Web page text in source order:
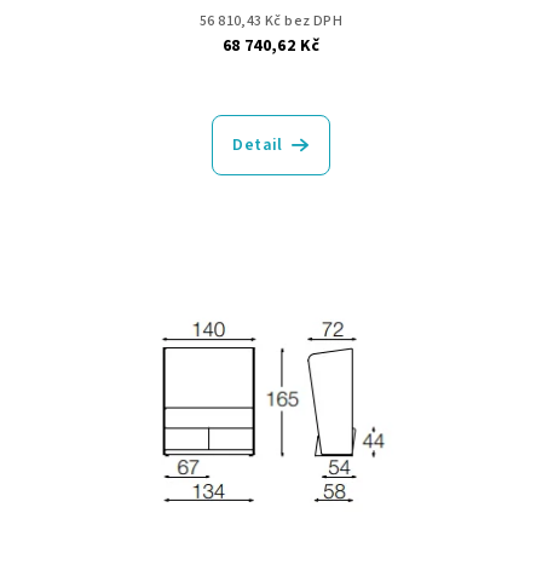
56 810,43 Kč bez DPH
68 740,62 Kč
Detail